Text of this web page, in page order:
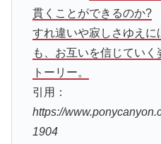
貫くことができるのか?
すれ違いや寂しさゆえに
も、お互いを信じてい
トーリー。
引用：
https://
1904